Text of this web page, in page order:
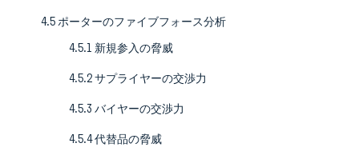
4.5 ポーターのファイブフォース分析
4.5.1 新規参入の脅威
4.5.2 サプライヤーの交渉力
4.5.3 バイヤーの交渉力
4.5.4 代替品の脅威